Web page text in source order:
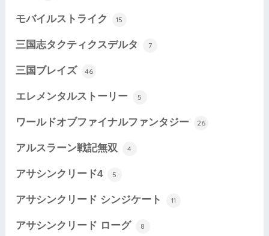
モバイルストライク 15
三国志タクティクスデルタ 7
三国ブレイズ 46
エレメンタルストーリー 5
ワールドオブファイナルファンタジー 26
アルスラーン戦記無双 4
アサシンクリード4 5
アサシンクリード シンジケート 11
アサシンクリード ローグ 8